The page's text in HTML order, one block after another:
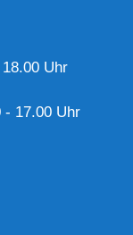
Uhr
- 17.00 Uhr